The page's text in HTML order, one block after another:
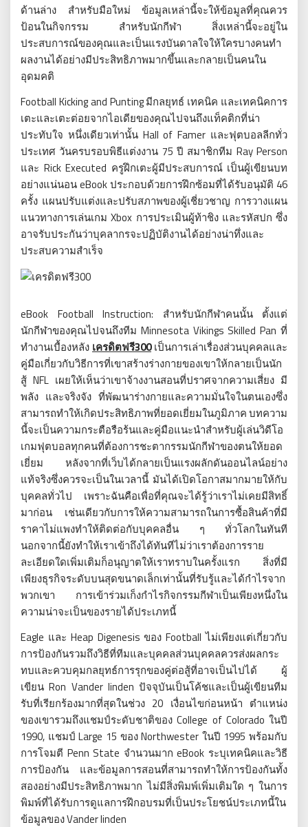
ด้านล่าง
สำหรับมือใหม่
ข้อมูลเหล่านี้จะให้ข้อมูลที่คุณควร
ป้อนในกิจกรรม
สำหรับนักกีฬา
สิ่งเหล่านี้จะอยู่ใน
ประสบการณ์ของคุณและเป็นแรงบันดาลใจให้ใครบางคนทำ
ผลงานได้อย่างมีประสิทธิภาพมากขึ้นและกลายเป็นคนใน
อุดมคติ
Football Kicking and Punting มีกลยุทธ์ เทคนิค และเทคนิคการ
เตะและเตะต่อยจากไอเดียของคุณไปจนถึงแท็คติกที่น่า
ประทับใจ หนึ่งเดียวเท่านั้นHall of Famer และฟุตบอลลีกทั่ว
ประเทศ วันครบรอบพิธีแต่งงาน 75ปี สมาชิกทีม Ray Person
และ Rick Executed ครูฝึกเตะผู้มีประสบการณ์ เป็นผู้เขียนบท
อย่างแน่นอน eBook ประกอบด้วยการฝึกซ้อมที่ได้รับอนุมัติ 46
ครั้ง แผนปรับแต่งและปรับสภาพของผู้เชี่ยวชาญ การวางแผน
แนวทางการเล่นเกม Xbox การประเมินผู้ท้าชิง และรหัสปก ซึ่ง
อาจรับประกันว่าบุคลากรจะปฏิบัติงานได้อย่างน่าทึ่งและ
ประสบความสำเร็จ
eBook Football Instruction: สำหรับนักกีฬาคนนั้น
ตั้งแต่
นักกีฬาของคุณไปจนถึงทีม Minnesota Vikings Skilled Pan ที่
ทำงานเบื้องหลัง เครดิตฟรี300 เป็นการเล่าเรื่องส่วนบุคคลและ
คู่มือเกี่ยวกับวิธีการที่เขาสร้างร่างกายของเขาให้กลายเป็นนัก
สู้ NFL เผยให้เห็นว่าเขาจ้างงานสอนที่ปราศจากความเสี่ยง
มี
พลัง
และจริงจัง
ที่พัฒนาร่างกายและความมั่นใจในตนเองซึ่ง
สามารถทำให้เกิดประสิทธิภาพที่ยอดเยี่ยมในภูมิภาค บทความ
นี้จะเป็นความกระตือรือร้นและคู่มือแนะนำสำหรับผู้เล่นวิดีโอ
เกมฟุตบอลทุกคนที่ต้องการชะตากรรมนักกีฬาของตนให้ยอด
เยี่ยม
หลังจากที่เว็บได้กลายเป็นแรงผลักดันออนไลน์อย่าง
แท้จริงซึ่งควรจะเป็นในเวลานี้ มันได้เปิดโอกาสมากมายให้กับ
บุคคลทั่วไป
เพราะฉันคือเพื่อที่คุณจะได้รู้ว่าเราไม่เคยมีสิทธิ์
มาก่อน
เช่นเดียวกับการให้ความสามารถในการซื้อสินค้าที่มี
ราคาไม่แพงทำให้ติดต่อกับบุคคลอื่น
ๆ
ทั่วโลกในทันที
นอกจากนี้ยังทำให้เราเข้าถึงได้ทันทีไม่ว่าเราต้องการราย
ละเอียดใดเพิ่มเติมก็อนุญาตให้เราทราบในครั้งแรก
สิ่งที่มี
เพียงธุรกิจระดับบนสุดขนาดเล็กเท่านั้นที่รับรู้และได้กำไรจาก
พวกเขา
การเข้าร่วมเก็งกำไรกิจกรรมกีฬาเป็นเพียงหนึ่งใน
ความน่าจะเป็นของรายได้ประเภทนี้
Eagle และ Heap Digenesisของ Footballไม่เพียงแต่เกี่ยวกับ
การป้องกันรวมถึงวิธีที่ทีมและบุคคลส่วนบุคคลควรส่งผลกระ
ทบและควบคุมกลยุทธ์การรุกของคู่ต่อสู้ที่อาจเป็นไปได้
ผู้
เขียน Ron Vander linden ปัจจุบันเป็นโค้ชและเป็นผู้เขียนทีม
รับที่เรียกร้องมากที่สุดในช่วง
20 เงื่อนไขก่อนหน้า
ตำแหน่ง
ของเขารวมถึงแชมป์ระดับชาติของ College of Colorado ในปี
1990, แชมป์ Large 15 ของNorthwester ในปี 1995 พร้อมกับ
การโจมตี Penn State จำนวนมาก eBook ระบุเทคนิคและวิธี
การป้องกัน
และข้อมูลการสอนที่สามารถทำให้การป้องกันทั้ง
สองอย่างมีประสิทธิภาพมาก ไม่มีสิ่งพิมพ์เพิ่มเติมใด ๆ ในการ
พิมพ์ที่ได้รับการดูแลการฝึกอบรมที่เป็นประโยชน์ประเภทนี้ใน
ข้อมูลของVander linden